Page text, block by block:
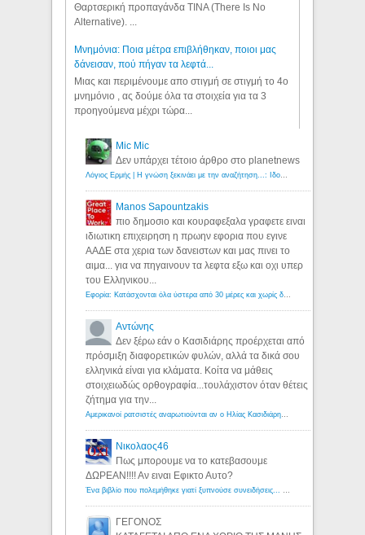
Θαρτσερική προπαγάνδα TINA (There Is No
Alternative). ...
Μνημόνια: Ποια μέτρα επιβλήθηκαν, ποιοι μας
δάνεισαν, πού πήγαν τα λεφτά...
Μιας και περιμένουμε απο στιγμή σε στιγμή το 4ο
μνημόνιο , ας δούμε όλα τα στοιχεία για τα 3
προηγούμενα μέχρι τώρα...
Mic Mic
Δεν υπάρχει τέτοιο άρθρο στο planetnews
Λόγιος Ερμής | Η γνώση ξεκινάει με την αναζήτηση...: Ιδού οι 18 που χρωστούν 11 δις ευρώ!
Manos Sapountzakis
πιο δημοσιο και κουραφεξαλα γραφετε ειναι
ιδιωτικη επιχειρηση η πρωην εφορια που εγινε
ΑΑΔΕ στα χερια των δανειστων και μας πινει το
αιμα... για να πηγαινουν τα λεφτα εξω και οχι υπερ
του Ελληνικου...
Εφορία: Κατάσχονται όλα ύστερα από 30 μέρες και χωρίς δικαστικές αποφάσεις - Λόγιος Ερμής
Αντώνης
Δεν ξέρω εάν ο Κασιδιάρης προέρχεται από
πρόσμιξη διαφορετικών φυλών, αλλά τα δικά σου
ελληνικά είναι για κλάματα. Κοίτα να μάθεις
στοιχειωδώς ορθογραφία...τουλάχιστον όταν θέτεις
ζήτημα για την...
Αμερικανοί ρατσιστές αναρωτιούνται αν ο Ηλίας Κασιδιάρης ανήκει στη λευκή φυλή... - Λόγιος Ερμής
Νικολαος46
Πως μπορουμε να το κατεβασουμε
ΔΩΡΕΑΝ!!!! Αν ειναι Εφικτο Αυτο?
Ένα βιβλίο που πολεμήθηκε γιατί ξυπνούσε συνειδήσεις... - Λόγιος Ερμής | Η γνώση ξεκινάει με την αναζήτηση...
ΓΕΓΟΝΟΣ